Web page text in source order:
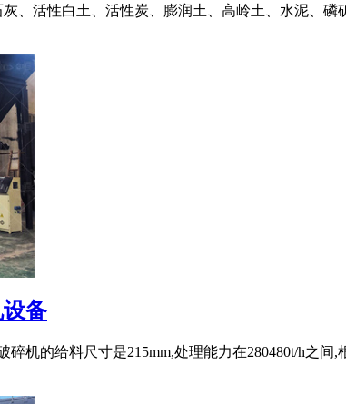
、活性白土、活性炭、膨润土、高岭土、水泥、磷
备
碎机的给料尺寸是215mm,处理能力在280480t/h之